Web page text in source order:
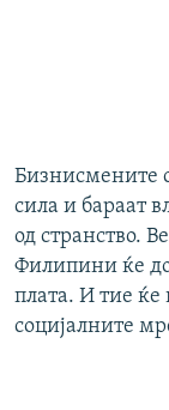
Бизнисмените
сила и бараат
од странство.
Филипини ќе
плата. И тие ќе
социјалните